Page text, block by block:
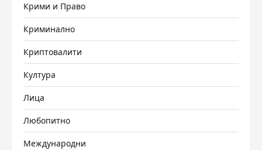
Крими и Право
Криминално
Криптовалити
Култура
Лица
Любопитно
Международни